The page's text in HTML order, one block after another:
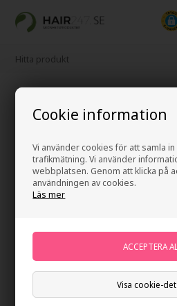
Cookie information
Vi använder cookies för att samla
trafikmätning. Vi använder
webbplatsen. Genom att klicka på
användningen av cookies.
Läs mer
Visa cookie-